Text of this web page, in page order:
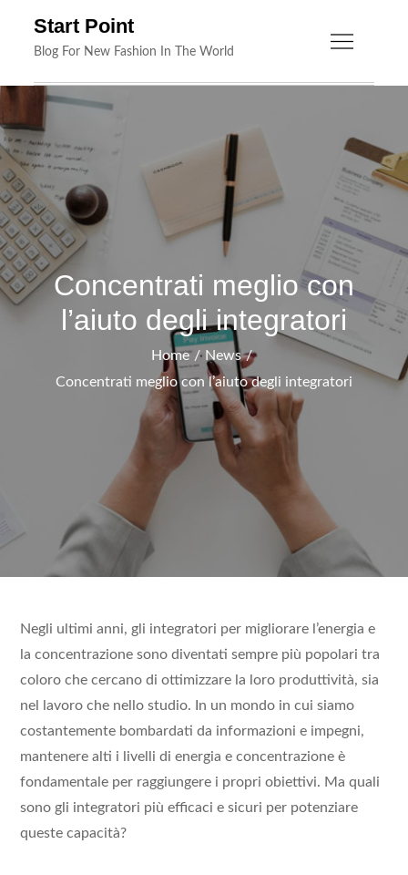
Start Point
Blog For New Fashion In The World
Concentrati meglio con
l’aiuto degli integratori
Home
News
Concentrati meglio con l’aiuto degli integratori
Negli ultimi anni, gli integratori per migliorare l’energia e
la concentrazione sono diventati sempre più popolari tra
coloro che cercano di ottimizzare la loro produttività, sia
nel lavoro che nello studio. In un mondo in cui siamo
costantemente bombardati da informazioni e impegni,
mantenere alti i livelli di energia e concentrazione è
fondamentale per raggiungere i propri obiettivi. Ma quali
sono gli integratori più efficaci e sicuri per potenziare
queste capacità?